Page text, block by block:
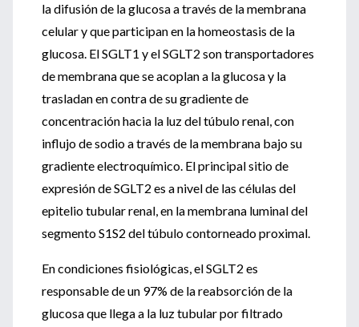
la difusión de la glucosa a través de la membrana
celular y que participan en la homeostasis de la
glucosa. El SGLT1 y el SGLT2 son transportadores
de membrana que se acoplan a la glucosa y la
trasladan en contra de su gradiente de
concentración hacia la luz del túbulo renal, con
influjo de sodio a través de la membrana bajo su
gradiente electroquímico. El principal sitio de
expresión de SGLT2 es a nivel de las células del
epitelio tubular renal, en la membrana luminal del
segmento S1S2 del túbulo contorneado proximal.
En condiciones fisiológicas, el SGLT2 es
responsable de un 97% de la reabsorción de la
glucosa que llega a la luz tubular por filtrado